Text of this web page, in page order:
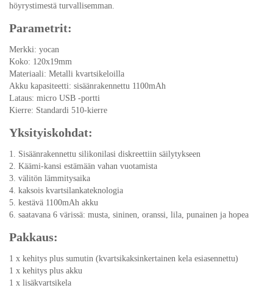
höyrystimestä turvallisemman.
Parametrit:
Merkki: yocan
Koko: 120x19mm
Materiaali: Metalli kvartsikeloilla
Akku kapasiteetti: sisäänrakennettu 1100mAh
Lataus: micro USB -portti
Kierre: Standardi 510-kierre
Yksityiskohdat:
1. Sisäänrakennettu silikonilasi diskreettiin säilytykseen
2. Käämi-kansi estämään vahan vuotamista
3. välitön lämmitysaika
4. kaksois kvartsilankateknologia
5. kestävä 1100mAh akku
6. saatavana 6 värissä: musta, sininen, oranssi, lila, punainen ja hopea
Pakkaus:
1 x kehitys plus sumutin (kvartsikaksinkertainen kela esiasennettu)
1 x kehitys plus akku
1 x lisäkvartsikela